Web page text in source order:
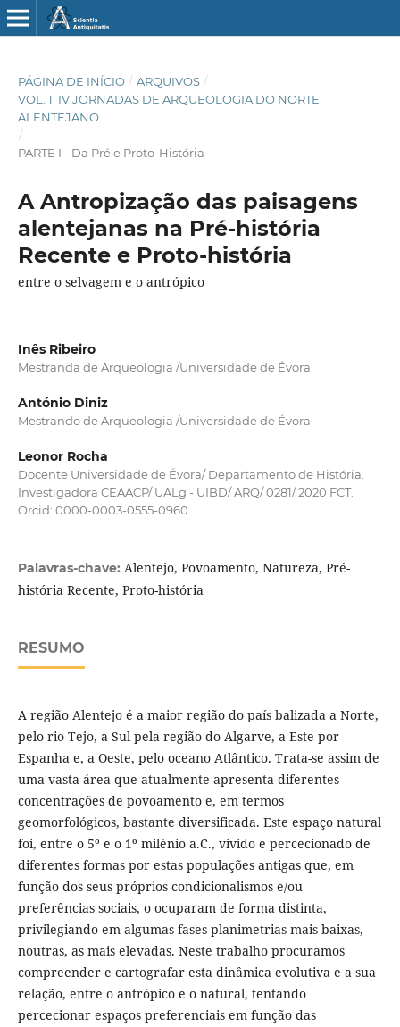
PÁGINA DE INÍCIO / ARQUIVOS /
VOL. 1: IV JORNADAS DE ARQUEOLOGIA DO NORTE
ALENTEJANO
/
PARTE I - Da Pré e Proto-História
A Antropização das paisagens
alentejanas na Pré-história
Recente e Proto-história
entre o selvagem e o antrópico
Inês Ribeiro
Mestranda de Arqueologia /Universidade de Évora
António Diniz
Mestrando de Arqueologia /Universidade de Évora
Leonor Rocha
Docente Universidade de Évora/ Departamento de História.
Investigadora CEAACP/ UALg - UIBD/ ARQ/ 0281/ 2020 FCT.
Orcid: 0000-0003-0555-0960
Palavras-chave: Alentejo, Povoamento, Natureza, Pré-
história Recente, Proto-história
RESUMO
A região Alentejo é a maior região do país balizada a Norte,
pelo rio Tejo, a Sul pela região do Algarve, a Este por
Espanha e, a Oeste, pelo oceano Atlântico. Trata-se assim de
uma vasta área que atualmente apresenta diferentes
concentrações de povoamento e, em termos
geomorfológicos, bastante diversificada. Este espaço natural
foi, entre o 5º e o 1º milénio a.C., vivido e percecionado de
diferentes formas por estas populações antigas que, em
função dos seus próprios condicionalismos e/ou
preferências sociais, o ocuparam de forma distinta,
privilegiando em algumas fases planimetrias mais baixas,
noutras, as mais elevadas. Neste trabalho procuramos
compreender e cartografar esta dinâmica evolutiva e a sua
relação, entre o antrópico e o natural, tentando
percecionar espaços preferenciais em função das